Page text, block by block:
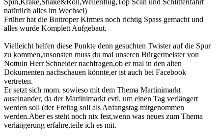
Spin,Krake,Shake&Roll,Wellenflug,Top Scan und Schlittenfahrt
natürlich alles im Wechsel)
Früher hat die Bottroper Kirmes noch richtig Spass gemacht und
alles wurde Komplett Aufgebaut.
Vielleicht helfen diese Punkte denn gesuchten Twister auf die Spur
zu kommen,ansonsten muss du mal unseren Bürgermeister von
Nottuln Herr Schneider nachfragen,ob er mal in den alten
Dokumenten nachschauen könnte,er ist auch bei Facebook
vertreten.
Er setzt sich mom. sowieso mit dem Thema Martinimarkt
auseinander, da der Martinimarkt evtl. um einen Tag verlängert
werden soll (der Freitag soll als Anfangstag mitgenommen
werden.Aber es steht noch nix fest,wenn was neues zum Thema
verlängerung erfahre,teile ich es mit.